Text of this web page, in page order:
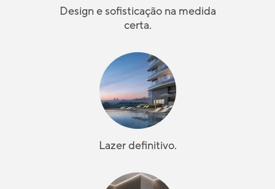
Design e sofisticação na medida
certa.
Lazer definitivo.